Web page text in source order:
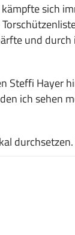
sich
und
Steffi Hayer
ich sehen